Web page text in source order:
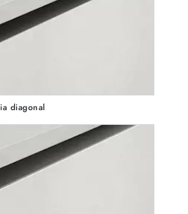
diagonal